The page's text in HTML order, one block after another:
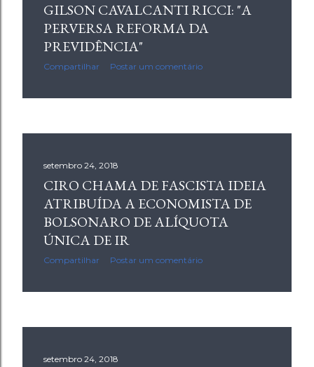
GILSON CAVALCANTI RICCI: "A
PERVERSA REFORMA DA
PREVIDÊNCIA"
Compartilhar Postar um comentário
setembro 24, 2018
CIRO CHAMA DE FASCISTA IDEIA
ATRIBUÍDA A ECONOMISTA DE
BOLSONARO DE ALÍQUOTA
ÚNICA DE IR
Compartilhar Postar um comentário
setembro 24, 2018